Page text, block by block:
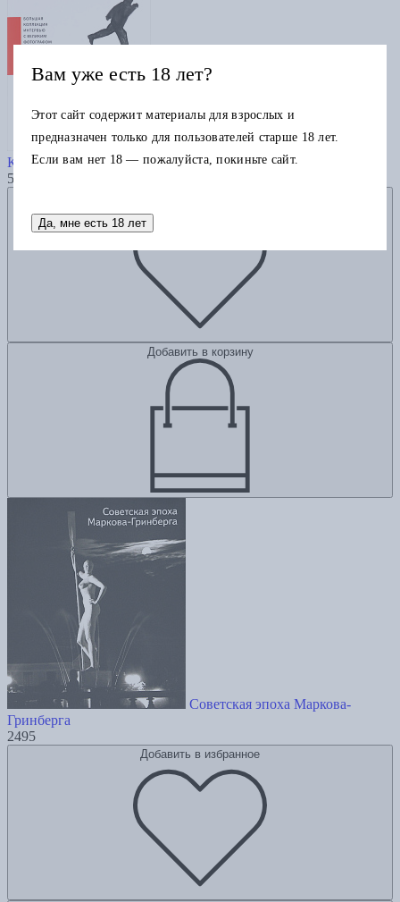
Диалоги
Картье-Брессон А.
595
Добавить в корзину
Советская эпоха Маркова-
Гринберга
2495
Добавить в избранное
Вам уже есть 18 лет?
Этот сайт содержит материалы для взрослых и
предназначен только для пользователей старше 18 лет.
Если вам нет 18 — пожалуйста, покиньте сайт.
Да, мне есть 18 лет